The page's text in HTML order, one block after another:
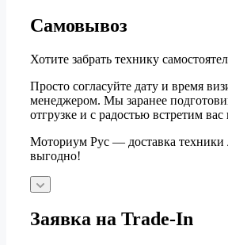
Самовывоз
Хотите забрать технику
Просто согласуйте дату и время
менеджером. Мы заранее
отгрузке и с радостью встретим вас
Моториум Рус — доставка техники
выгодно!
Заявка на Trade-In